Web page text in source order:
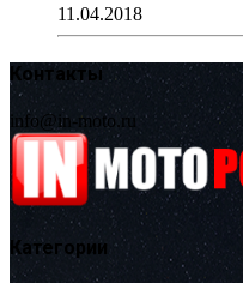
11.04.2018
Контакты
info@in-moto.ru
Категории